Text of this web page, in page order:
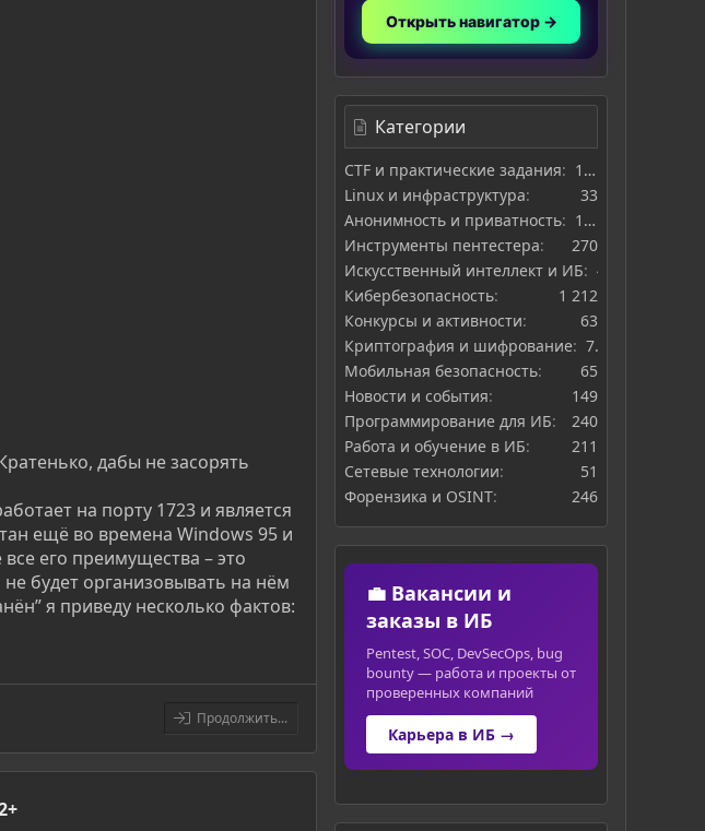
дабы не засорять
на порту 1723 и является
ещё во времена Windows 95 и
его преимущества – это
будет организовывать на нём
я приведу несколько фактов:
Продолжить...
Открыть навигатор →
Категории
CTF и практические задания
169
Linux и инфраструктура
33
Анонимность и приватность
127
Инструменты пентестера
270
Искусственный интеллект и ИБ
Кибербезопасность
1 212
Конкурсы и активности
63
Криптография и шифрование
71
Мобильная безопасность
65
Новости и события
149
Программирование для ИБ
240
Работа и обучение в ИБ
211
Сетевые технологии
51
Форензика и OSINT
246
💼 Вакансии и
заказы в ИБ
Pentest, SOC, DevSecOps, bug
bounty — работа и проекты от
проверенных компаний
Карьера в ИБ →